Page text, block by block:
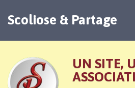
Scoliose & Partage
UN SITE,